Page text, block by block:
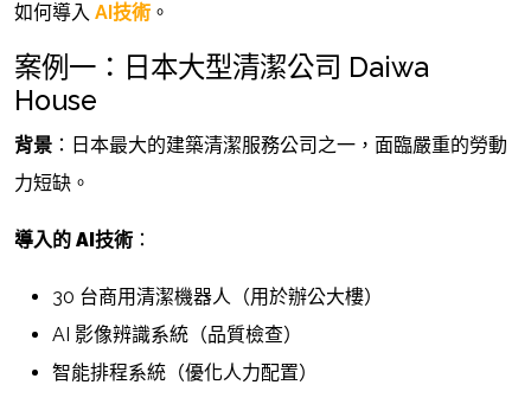
如何導入 AI技術 。
案例一：日本大型清潔公司 Daiwa
House
背景 ：日本最大的建築清潔服務公司之一，面臨嚴重的勞動
力短缺。
導入的 AI技術 ：
30 台商用清潔機器人（用於辦公大樓）
AI 影像辨識系統（品質檢查）
智能排程系統（優化人力配置）